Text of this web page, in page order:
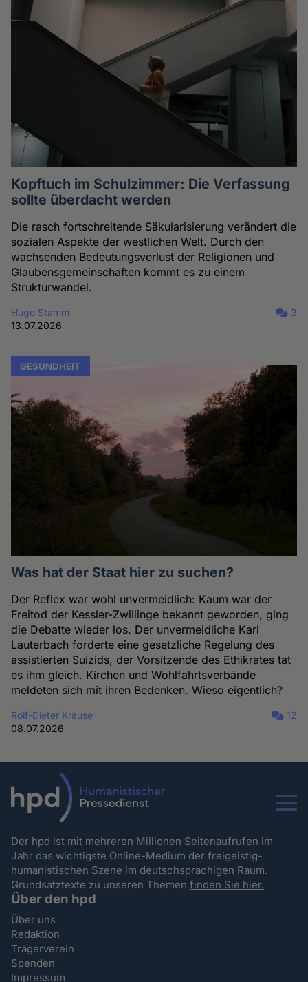
Kopftuch im Schulzimmer: Die Verfassung
sollte überdacht werden
Die rasch fortschreitende Säkularisierung verändert die
sozialen Aspekte der westlichen Welt. Durch den
wachsenden Bedeutungsverlust der Religionen und
Glaubensgemeinschaften kommt es zu einem
Strukturwandel.
Hugo Stamm
13.07.2026
3
GESUNDHEIT
Was hat der Staat hier zu suchen?
Der Reflex war wohl unvermeidlich: Kaum war der
Freitod der Kessler-Zwillinge bekannt geworden, ging
die Debatte wieder los. Der unvermeidliche Karl
Lauterbach forderte eine gesetzliche Regelung des
assistierten Suizids, der Vorsitzende des Ethikrates tat
es ihm gleich. Kirchen und Wohlfahrtsverbände
meldeten sich mit ihren Bedenken. Wieso eigentlich?
Rolf-Dieter Krause
08.07.2026
12
Menu
Der hpd ist mit mehreren Millionen Seitenaufrufen im
Jahr das wichtigste Online-Medium der freigeistig-
humanistischen Szene im deutschsprachigen Raum.
Grundsatztexte zu unseren Themenfinden Sie hier.
Über den hpd
Über uns
Redaktion
Trägerverein
Spenden
Impressum